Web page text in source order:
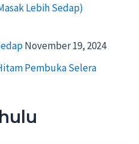
Lebih Sedap)
November 19, 2024
Pembuka Selera